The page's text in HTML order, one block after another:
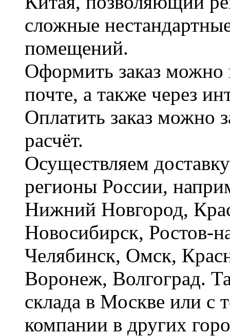
сложные
помещений.
Оформить заказ можно
почте, а также через
Оплатить заказ можно
расчёт.
Осуществляем
регионы России,
Нижний Новгород,
Новосибирск, Ростов-
Челябинск, Омск,
Воронеж, Волгоград.
склада в Москве или с
компании в других